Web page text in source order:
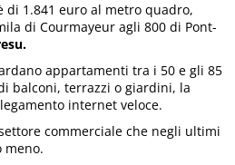
di 1.841 euro al metro quadro,
di Courmayeur agli 800 di Pont-
appartamenti tra i 50 e gli 85
balconi, terrazzi o giardini, la
internet veloce.
commerciale che negli ultimi
meno.